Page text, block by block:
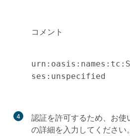
コメント
ses:unspecified
4
認証を許可するため、お
の詳細を入力してください